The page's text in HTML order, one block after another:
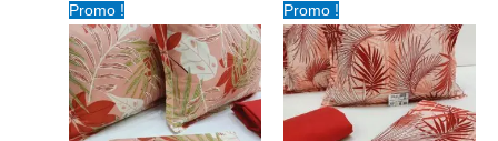
Promo !
prix
initial
était :
د.ت 65.00.
prix
actuel
est :
Promo !
prix
initial
était :
د.ت 65.00.
prix
actuel
est :